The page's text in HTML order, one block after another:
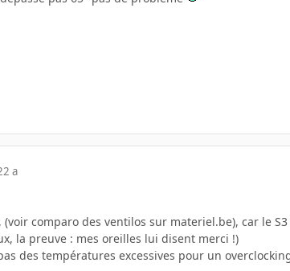
a
comparo des ventilos sur materiel.be), car le
la preuve : mes oreilles lui disent merci !)
des températures excessives pour un